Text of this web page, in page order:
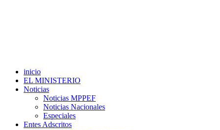
inicio
EL MINISTERIO
Noticias
Noticias MPPEF
Noticias Nacionales
Especiales
Entes Adscritos